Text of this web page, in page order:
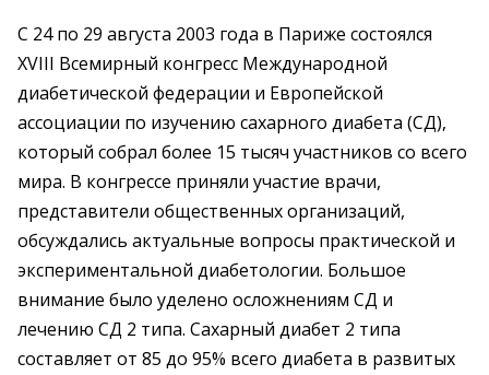
C 24 по 29 августа 2003 года в Париже состоялся
XVIII Всемирный конгресс Международной
диабетической федерации и Европейской
ассоциации по изучению сахарного диабета (СД),
который собрал более 15 тысяч участников со всего
мира. В конгрессе приняли участие врачи,
представители общественных организаций,
обсуждались актуальные вопросы практической и
экспериментальной диабетологии. Большое
внимание было уделено осложнениям СД и
лечению СД 2 типа. Сахарный диабет 2 типа
составляет от 85 до 95% всего диабета в развитых